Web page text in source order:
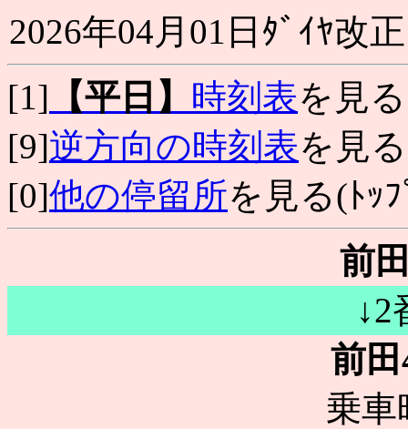
2026年04月01日ﾀﾞｲﾔ改正
[1] 【平日】 時刻表を見る
[9]逆方向の時刻表を見る
[0]他の停留所を見る(ﾄｯ
前
↓2
前
乗車